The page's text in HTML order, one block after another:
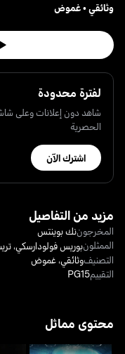
وثائقي•غموض
لفترة محدودة
شاهد دون إعلانات وعلى
الحصرية
اشترك الآن
مزيد من التفاصيل
المخرجوننك بوينتس
الممثلونبوريس فولودارسكي،
التصنيفوثائقي،غموض
التقييمPG15
محتوى مماثل